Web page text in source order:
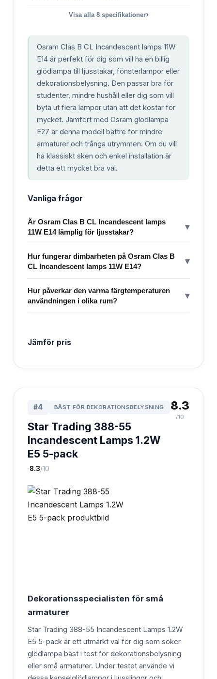
Visa alla 8specifikationer›
Osram Clas B CL Incandescent lamps 11W
E14 är perfekt för dig som vill ha en billig
glödlampa till ljusstakar, fönsterlampor eller
dekorationsbelysning. Den passar bra för
studenter, mindre hushåll eller dig som vill
byta ut flera lampor utan att det kostar för
mycket. Jämfört med Osram glödlampa
E27 är denna modell bättre för mindre
armaturer och trånga utrymmen. Om du vill
ha klassiskt sken och enkel installation är
detta ett mycket bra val.
Vanliga frågor
Är Osram Clas B CL Incandescent lamps
11W E14 lämplig för ljusstakar?
▾
Hur fungerar dimbarheten på Osram Clas B
CL Incandescent lamps 11W E14?
▾
Hur påverkar den varma färgtemperaturen
användningen i olika rum?
▾
Jämför pris
#4 BÄST FÖR DEKORATIONSBELYSNING
Star Trading 388-55
Incandescent Lamps 1.2W
E5 5-pack
·8.3/10
8.3
/10
Dekorationsspecialisten för små
armaturer
Star Trading 388-55 Incandescent Lamps 1.2W
E5 5-pack är ett utmärkt val för dig som söker
glödlampa bäst i test för dekorationsbelysning
eller små armaturer. Under testet använde vi